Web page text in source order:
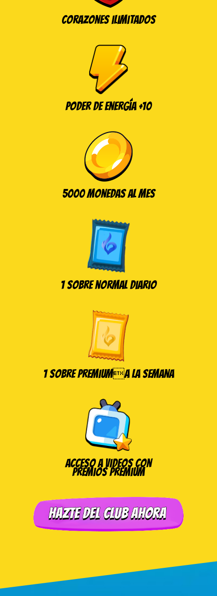
Corazones ilimitados
Poder de energía +10
5000 monedas al mes
1 Sobre normal diario
1 sobre Premiuma la semana
Acceso a videos con
premios premium